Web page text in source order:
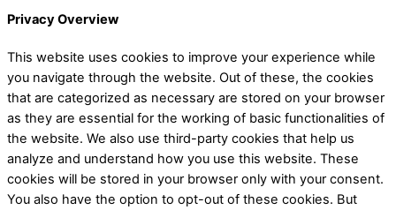
Privacy Overview
This website uses cookies to improve your experience while
you navigate through the website. Out of these, the cookies
that are categorized as necessary are stored on your browser
as they are essential for the working of basic functionalities of
the website. We also use third-party cookies that help us
analyze and understand how you use this website. These
cookies will be stored in your browser only with your consent.
You also have the option to opt-out of these cookies. But